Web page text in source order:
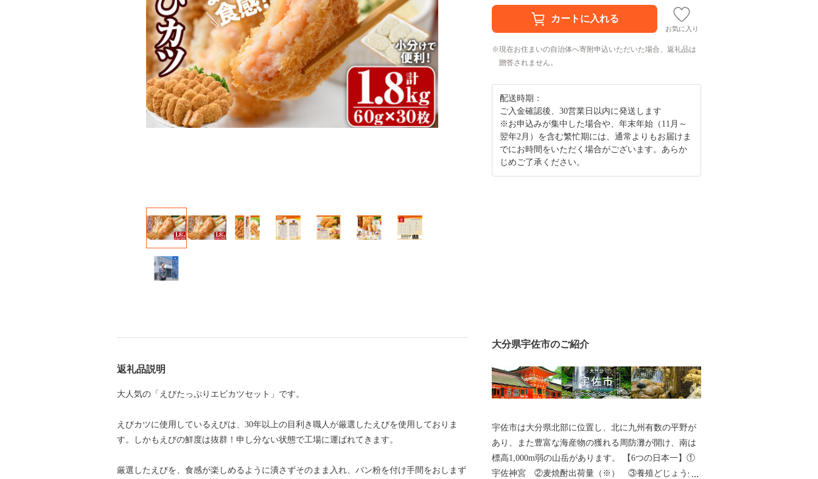
お気に入り
現在お住まいの自治体へ寄附申込いただいた場合、返礼品は
贈答されません。
配送時期：
ご入金確認後、30営業日以内に発送します
※お申込みが集中した場合や、年末年始（11月～
翌年2月）を含む繁忙期には、通常よりもお届けま
でにお時間をいただく場合がございます。あらか
じめご了承ください。
返礼品説明
大人気の「えびたっぷりエビカツセット」です。
えびカツに使用しているえびは、30年以上の目利き職人が厳選したえびを使用しておりま
す。しかもえびの鮮度は抜群！申し分ない状態で工場に運ばれてきます。
厳選したえびを、食感が楽しめるように潰さずそのまま入れ、パン粉を付け手間をおしまず
大分県宇佐市のご紹介
宇佐市は大分県北部に位置し、北に九州有数の平野が
あり、また豊富な海産物の獲れる周防灘が開け、南は
標高1,000m弱の山岳があります。 【6つの日本一】①
宇佐神宮 ②麦焼酎出荷量（※） ③養殖どじょう生